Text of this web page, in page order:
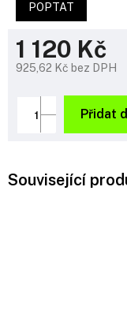
1 120 Kč
925,62 Kč bez DPH
cena:
Přidat
POPTAT
Související